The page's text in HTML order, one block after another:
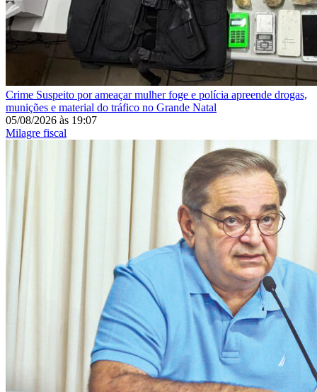
Crime Suspeito por ameaçar mulher foge e polícia apreende drogas,
munições e material do tráfico no Grande Natal
05/08/2026 às 19:07
Milagre fiscal